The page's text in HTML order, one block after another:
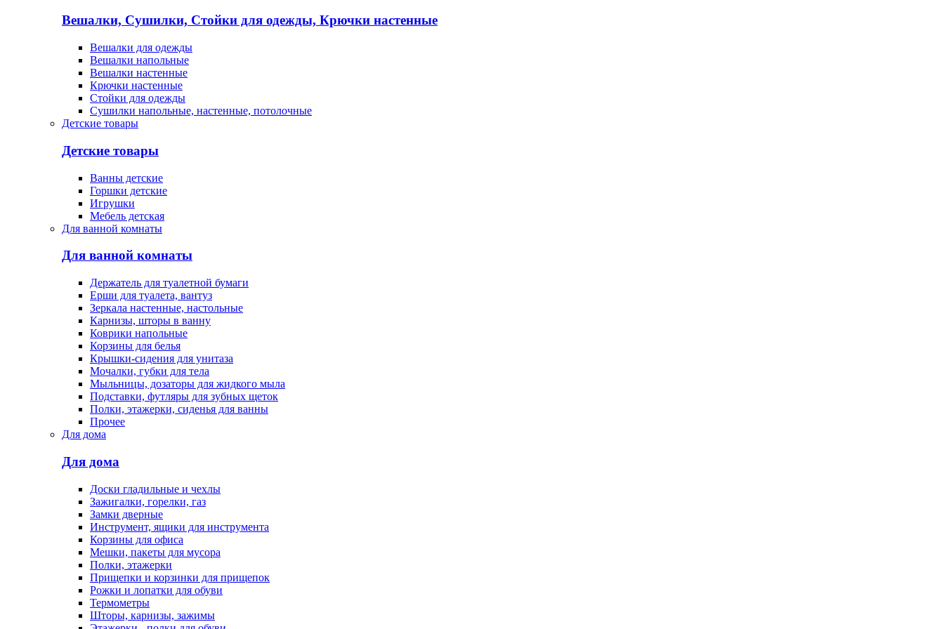
Вешалки, Сушилки, Стойки для одежды, Крючки настенные
Вешалки для одежды
Вешалки напольные
Вешалки настенные
Крючки настенные
Стойки для одежды
Сушилки напольные, настенные, потолочные
Детские товары
Детские товары
Ванны детские
Горшки детские
Игрушки
Мебель детская
Для ванной комнаты
Для ванной комнаты
Держатель для туалетной бумаги
Ерши для туалета, вантуз
Зеркала настенные, настольные
Карнизы, шторы в ванну
Коврики напольные
Корзины для белья
Крышки-сидения для унитаза
Мочалки, губки для тела
Мыльницы, дозаторы для жидкого мыла
Подставки, футляры для зубных щеток
Полки, этажерки, сиденья для ванны
Прочее
Для дома
Для дома
Доски гладильные и чехлы
Зажигалки, горелки, газ
Замки дверные
Инструмент, ящики для инструмента
Корзины для офиса
Мешки, пакеты для мусора
Полки, этажерки
Прищепки и корзинки для прищепок
Рожки и лопатки для обуви
Термометры
Шторы, карнизы, зажимы